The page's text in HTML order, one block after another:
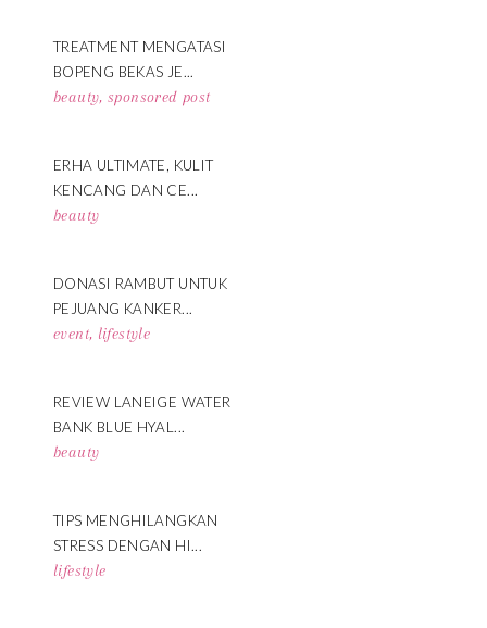
TREATMENT MENGATASI
BOPENG BEKAS JE...
beauty, sponsored post
ERHA ULTIMATE, KULIT
KENCANG DAN CE...
beauty
DONASI RAMBUT UNTUK
PEJUANG KANKER...
event, lifestyle
REVIEW LANEIGE WATER
BANK BLUE HYAL...
beauty
TIPS MENGHILANGKAN
STRESS DENGAN HI...
lifestyle